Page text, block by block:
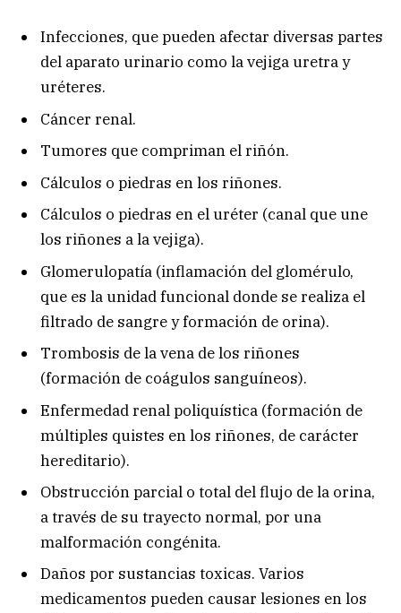
Infecciones, que pueden afectar diversas partes
del aparato urinario como la vejiga uretra y
uréteres.
Cáncer renal.
Tumores que compriman el riñón.
Cálculos o piedras en los riñones.
Cálculos o piedras en el uréter (canal que une
los riñones a la vejiga).
Glomerulopatía (inflamación del glomérulo,
que es la unidad funcional donde se realiza el
filtrado de sangre y formación de orina).
Trombosis de la vena de los riñones
(formación de coágulos sanguíneos).
Enfermedad renal poliquística (formación de
múltiples quistes en los riñones, de carácter
hereditario).
Obstrucción parcial o total del flujo de la orina,
a través de su trayecto normal, por una
malformación congénita.
Daños por sustancias toxicas. Varios
medicamentos pueden causar lesiones en los